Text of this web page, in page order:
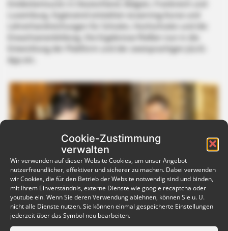
Cookie-Zustimmung
verwalten
Wir verwenden auf dieser Website Cookies, um unser Angebot
nutzerfreundlicher, effektiver und sicherer zu machen. Dabei verwenden
wir Cookies, die für den Betrieb der Website notwendig sind und binden,
mit Ihrem Einverständnis, externe Dienste wie google recaptcha oder
youtube ein. Wenn Sie deren Verwendung ablehnen, können Sie u. U.
nicht alle Dienste nutzen. Sie können einmal gespeicherte Einstellungen
jederzeit über das Symbol neu bearbeiten.
Entdeckertouren in Deutschland, Belgien, Frankreich und
Luxemburg. Ergänzend entstehen eLearning-Kurse und
Lehrerhandreichungen für Schulen, Hochschulen und die
Erwachsenenbildung. Die Ergebnisse fließen nun in die
Entwicklung der Plattform und der zweisprachigen JüLiG-
App ein.